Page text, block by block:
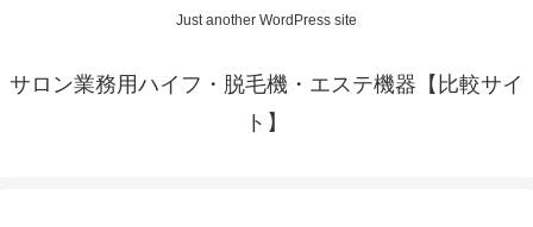
Just another WordPress site
サロン業務用ハイフ・脱毛機・エステ機器【比較サイ
ト】